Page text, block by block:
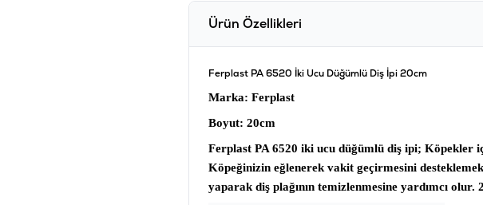
Ürün Özellikleri
Ferplast PA 6520 İki Ucu Düğümlü Diş İpi 20cm
Marka: Ferplast
Boyut: 20cm
Ferplast PA 6520 iki ucu düğümlü diş ipi; Köpekler
Köpeğinizin eğlenerek vakit geçirmesini
yaparak diş plağının temizlenmesine yardımcı olur.